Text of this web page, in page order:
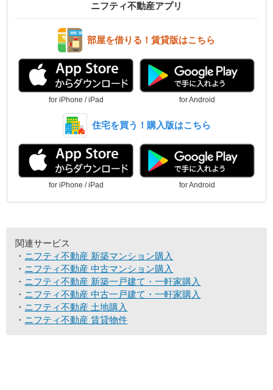
ニフティ不動産アプリ
部屋を借りる！賃貸版はこちら
for iPhone / iPad for Android
住宅を買う！購入版はこちら
for iPhone / iPad for Android
関連サービス
ニフティ不動産 新築マンション購入
ニフティ不動産 中古マンション購入
ニフティ不動産 新築一戸建て・一軒家購入
ニフティ不動産 中古一戸建て・一軒家購入
ニフティ不動産 土地購入
ニフティ不動産 賃貸物件